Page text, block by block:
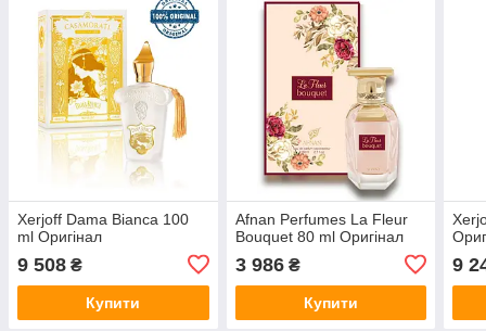
Xerjoff Dama Bianca 100
ml Оригінал
9 508 ₴
Купити
Afnan Perfumes La Fleur
Bouquet 80 ml Оригінал
3 986₴
Купити
9